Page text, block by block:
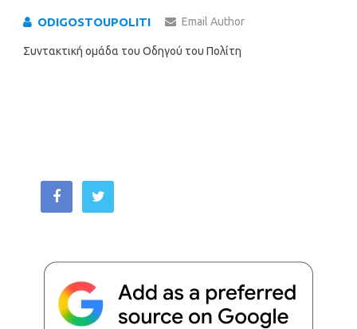
ODIGOSTOUPOLITI Email Author
Συντακτική ομάδα του Οδηγού του Πολίτη